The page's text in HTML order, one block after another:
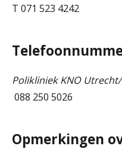
T 071 523 4242
Polikliniek KNO
088 250 5026
Opmerkingen